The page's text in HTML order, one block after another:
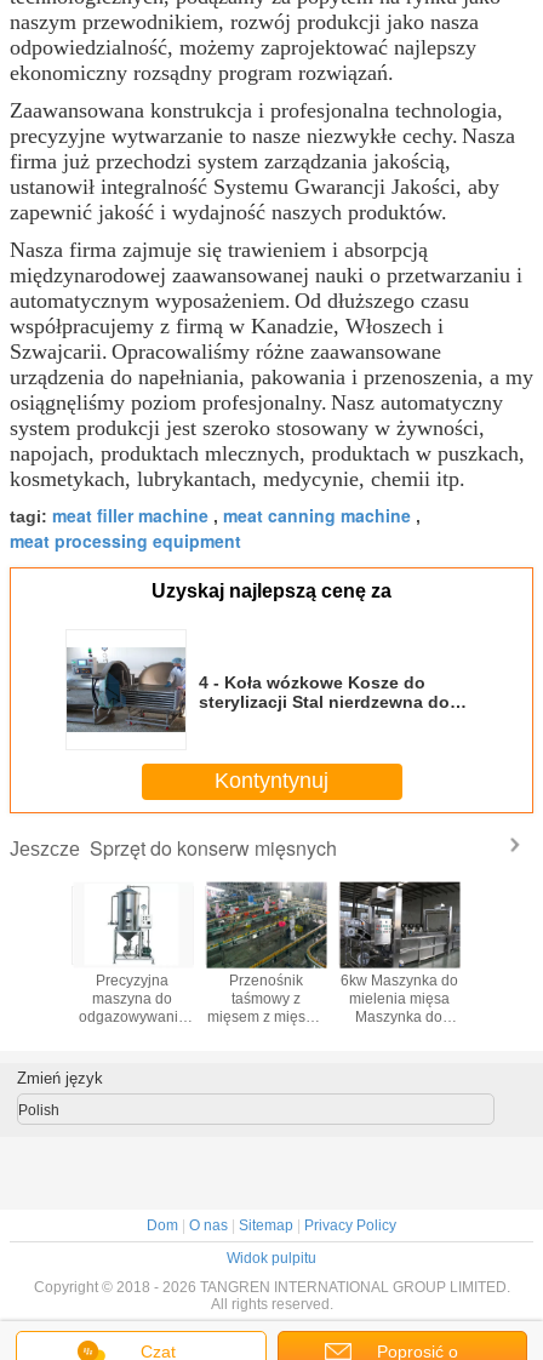
naszym przewodnikiem, rozwój produkcji jako nasza
odpowiedzialność, możemy zaprojektować najlepszy
ekonomiczny rozsądny program rozwiązań.
Zaawansowana konstrukcja i profesjonalna technologia,
precyzyjne wytwarzanie to nasze niezwykłe cechy. Nasza
firma już przechodzi system zarządzania jakością,
ustanowił integralność Systemu Gwarancji Jakości, aby
zapewnić jakość i wydajność naszych produktów.
Nasza firma zajmuje się trawieniem i absorpcją
międzynarodowej zaawansowanej nauki o przetwarzaniu i
automatycznym wyposażeniem. Od dłuższego czasu
współpracujemy z firmą w Kanadzie, Włoszech i
Szwajcarii. Opracowaliśmy różne zaawansowane
urządzenia do napełniania, pakowania i przenoszenia, a my
osiągnęliśmy poziom profesjonalny. Nasz automatyczny
system produkcji jest szeroko stosowany w żywności,
napojach, produktach mlecznych, produktach w puszkach,
kosmetykach, lubrykantach, medycynie, chemii itp.
tagi: meat filler machine , meat canning machine ,
meat processing equipment
Uzyskaj najlepszą cenę za
4 - Koła wózkowe Kosze do
sterylizacji Stal nierdzewna do
Kontyntynuj
Jeszcze Sprzęt do konserw mięsnych
Precyzyjna
maszyna do
odgazowywania
przygotowywania
mięsa
Przenośnik
taśmowy z
mięsem z mięsa z
6kw Maszynka do
mielenia mięsa
Maszynka do
kurczaka / kaczki
20 - 80t
Czat Poprosić o
Zmień język
Polish
Dom | O nas | Sitemap | Privacy Policy
Widok pulpitu
Copyright © 2018 - 2026 TANGREN INTERNATIONAL GROUP LIMITED.
All rights reserved.